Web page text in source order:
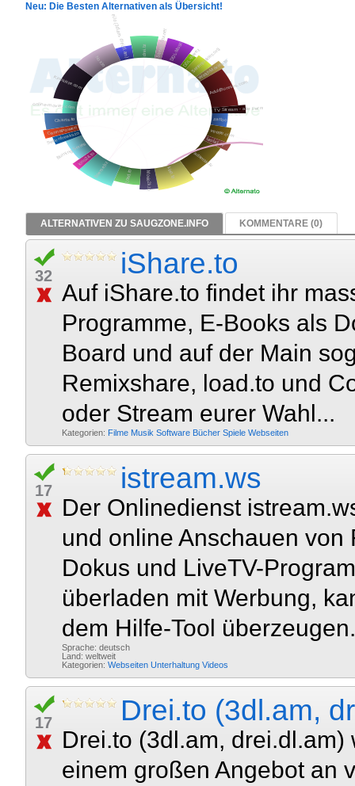
Neu: Die Besten Alternativen als Übersicht!
ALTERNATIVEN ZU SAUGZONE.INFO KOMMENTARE (0)
32 iShare.to
Auf iShare.to findet ihr
Programme, E-Books als
Board und auf der Main
Remixshare, load.to und
oder Stream eurer Wahl...
Kategorien: Filme Musik Software Bücher Spiele Webseiten
17 istream.ws
Der Onlinedienst
und online Anschauen von
Dokus und LiveTV-
überladen mit Werbung,
dem Hilfe-Tool
Sprache: deutsch
Land: weltweit
Kategorien: Webseiten Unterhaltung Videos
17 Drei.to (3dl.am,
Drei.to (3dl.am,
einem großen Angebot an